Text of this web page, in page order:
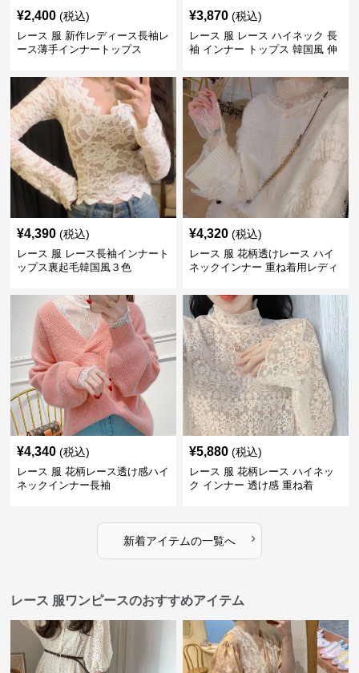
¥2,400 (税込)
レース 服 新作レディース長袖レ
ース薄手インナートップス
¥3,870 (税込)
レース 服 レース ハイネック 長
袖 インナー トップス 韓国風 伸
¥4,390 (税込)
レース 服 レース長袖インナート
ップス裏起毛韓国風３色
¥4,320 (税込)
レース 服 花柄透けレース ハイ
ネックインナー 重ね着用レディ
¥4,340 (税込)
レース 服 花柄レース透け感ハイ
ネックインナー長袖
¥5,880 (税込)
レース 服 花柄レース ハイネッ
ク インナー 透け感 重ね着
新着アイテムの一覧へ ›
レース 服ワンピースのおすすめアイテム